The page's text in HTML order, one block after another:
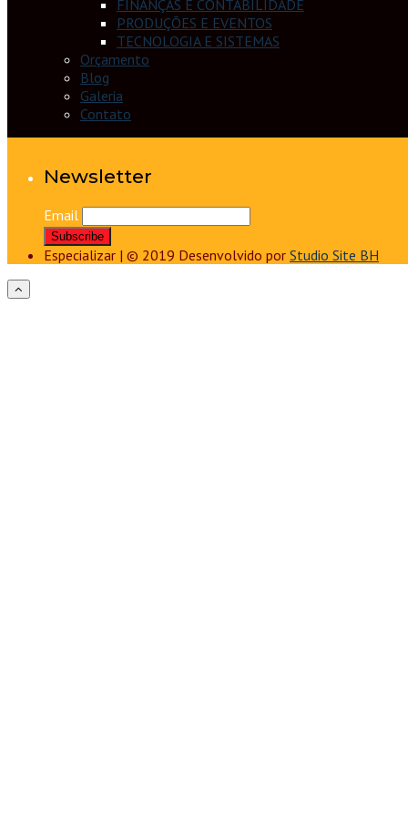
FINANÇAS E CONTABILIDADE
PRODUÇÕES E EVENTOS
TECNOLOGIA E SISTEMAS
Orçamento
Blog
Galeria
Contato
Newsletter
Email
Especializar | © 2019 Desenvolvido por Studio Site BH